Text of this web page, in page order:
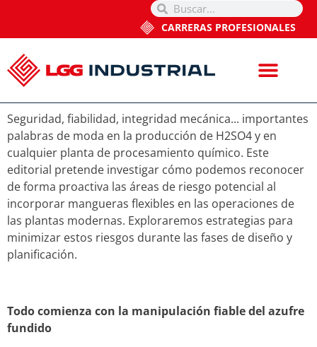
CARRERAS PROFESIONALES
Seguridad, fiabilidad, integridad mecánica... importantes
palabras de moda en la producción de H2SO4 y en
cualquier planta de procesamiento químico. Este
editorial pretende investigar cómo podemos reconocer
de forma proactiva las áreas de riesgo potencial al
incorporar mangueras flexibles en las operaciones de
las plantas modernas. Exploraremos estrategias para
minimizar estos riesgos durante las fases de diseño y
planificación.
Todo comienza con la manipulación fiable del azufre
fundido